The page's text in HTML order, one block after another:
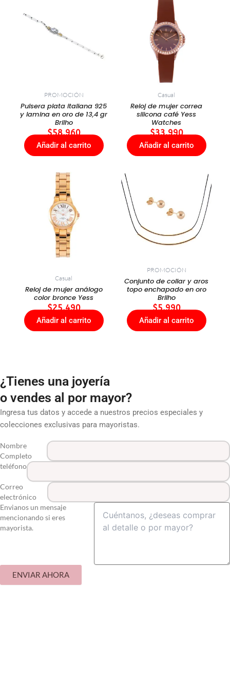
PROMOCIÓN
Pulsera plata italiana 925
y lamina en oro de 13,4 gr
Brilho
$58.960
Añadir al carrito
Casual
Reloj de mujer correa
silicona café Yess
Watches
$33.990
Añadir al carrito
Casual
Reloj de mujer análogo
color bronce Yess
$25.490
Añadir al carrito
PROMOCIÓN
Conjunto de collar y aros
topo enchapado en oro
Brilho
$5.990
Añadir al carrito
¿Tienes una joyería
o vendes al por mayor?
Ingresa tus datos y accede a nuestros precios especiales y
colecciones exclusivas para mayoristas.
Nombre
Completo
teléfono
Correo
electrónico
Envianos un mensaje
mencionando si eres
mayorista.
ENVIAR AHORA